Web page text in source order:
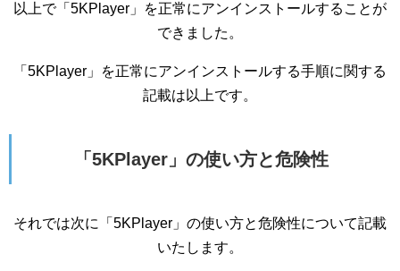
以上で「5KPlayer」を正常にアンインストールすることが
できました。
「5KPlayer」を正常にアンインストールする手順に関する
記載は以上です。
「5KPlayer」の使い方と危険性
それでは次に「5KPlayer」の使い方と危険性について記載
いたします。